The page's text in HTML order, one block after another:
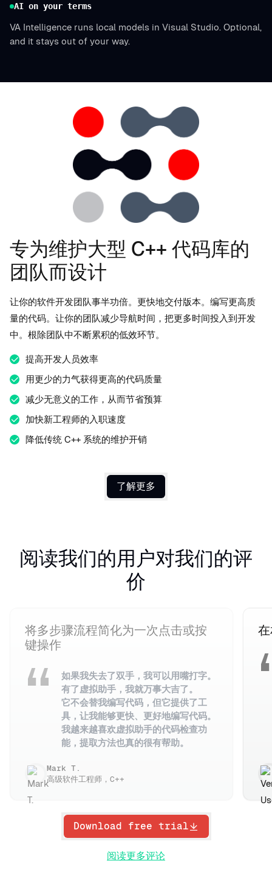
AI on your terms
VA Intelligence runs local models in Visual Studio. Optional,
and it stays out of your way.
专为维护大型 C++ 代码库的
团队而设计
让你的软件开发团队事半功倍。更快地交付版本。编写更高质
量的代码。让你的团队减少导航时间，把更多时间投入到开发
中。根除团队中不断累积的低效环节。
提高开发人员效率
用更少的力气获得更高的代码质量
减少无意义的工作，从而节省预算
加快新工程师的入职速度
降低传统 C++ 系统的维护开销
了解更多
阅读我们的用户对我们的评
价
将多步骤流程简化为一次点击或按
键操作
如果我失去了双手，我可以用嘴打字。
有了虚拟助手，我就万事大吉了。
它不会替我编写代码，但它提供了工
具，让我能够更快、更好地编写代码。
我越来越喜欢虚拟助手的代码检查功
能，提取方法也真的很有帮助。
Mark T.
高级软件工程师，C++
Download free trial
阅读更多评论